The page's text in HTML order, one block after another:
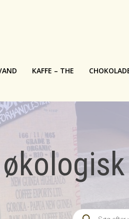
KAFFE – THE
Products